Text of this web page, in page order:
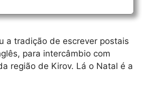
a tradição de escrever postais
para intercâmbio com
região de Kirov. Lá o Natal é a